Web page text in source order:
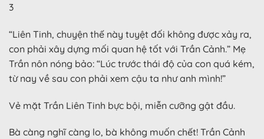
3
“Liên Tinh, chuyện thế này tuyệt đối không được xảy ra,
con phải xây dựng mối quan hệ tốt với Trần Cảnh.” Mẹ
Trần nôn nóng bảo: “Lúc trước thái độ của con quá kém,
từ nay về sau con phải xem cậu ta như anh mình!”
Vẻ mặt Trần Liên Tinh bực bội, miễn cưỡng gật đầu.
Bà càng nghĩ càng lo, bà không muốn chết! Trần Cảnh